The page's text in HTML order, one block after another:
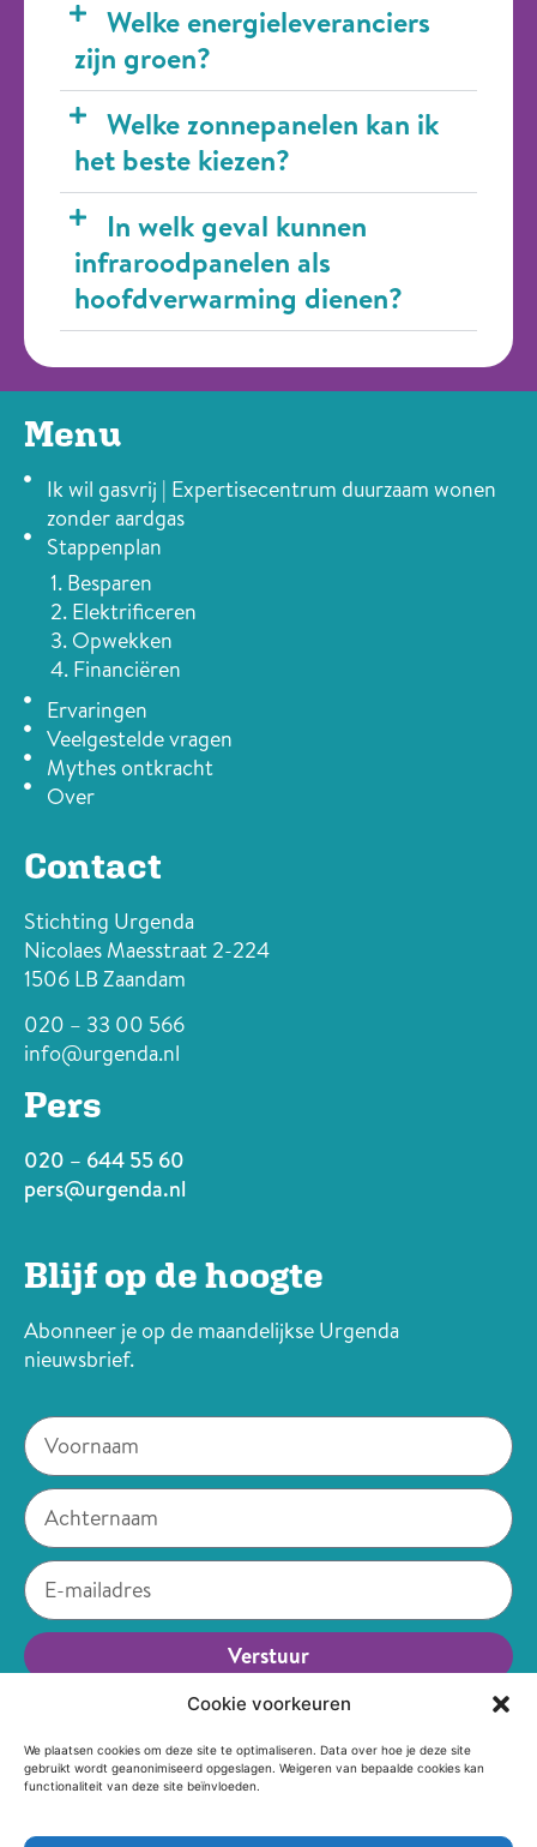
Cookie voorkeuren
We plaatsen cookies om deze site te optimaliseren. Data over hoe je deze site
gebruikt wordt geanonimiseerd opgeslagen. Weigeren van bepaalde cookies kan
functionaliteit van deze site beïnvloeden.
Welke energieleveranciers
zijn groen?
Welke zonnepanelen kan ik
het beste kiezen?
In welk geval kunnen
infraroodpanelen als
hoofdverwarming dienen?
Menu
Ik wil gasvrij | Expertisecentrum duurzaam wonen
zonder aardgas
Stappenplan
1. Besparen
2. Elektrificeren
3. Opwekken
4. Financiëren
Ervaringen
Veelgestelde vragen
Mythes ontkracht
Over
Contact
Stichting Urgenda
Nicolaes Maesstraat 2-224
1506 LB Zaandam
020 – 33 00 566
info@urgenda.nl
Pers
020 – 644 55 60
pers@urgenda.nl
Blijf op de hoogte
Abonneer je op de maandelijkse Urgenda
nieuwsbrief.
Verstuur
of volg ons via sociale media